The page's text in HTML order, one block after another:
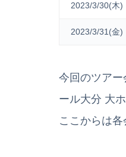
2023/3/30(木)
2023/3/31(金)
今回のツア
ール大分 大
ここからは各